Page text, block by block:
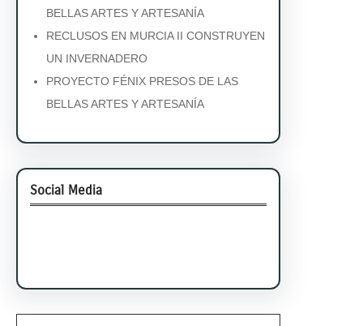
BELLAS ARTES Y ARTESANÍA
RECLUSOS EN MURCIA II CONSTRUYEN
UN INVERNADERO
PROYECTO FÉNIX PRESOS DE LAS
BELLAS ARTES Y ARTESANÍA
Social Media